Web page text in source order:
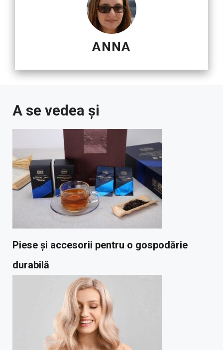
ANNA
A se vedea și
Piese și accesorii pentru o gospodărie
durabilă